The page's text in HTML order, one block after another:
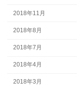
2018年11月
2018年8月
2018年7月
2018年4月
2018年3月